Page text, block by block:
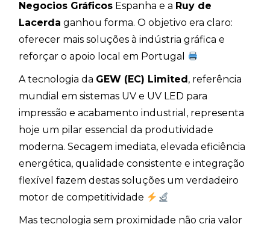
Negocios Gráficos Espanha e a Ruy de
Lacerda ganhou forma. O objetivo era claro:
oferecer mais soluções à indústria gráfica e
reforçar o apoio local em Portugal
A tecnologia da GEW (EC) Limited, referência
mundial em sistemas UV e UV LED para
impressão e acabamento industrial, representa
hoje um pilar essencial da produtividade
moderna. Secagem imediata, elevada eficiência
energética, qualidade consistente e integração
flexível fazem destas soluções um verdadeiro
motor de competitividade
Mas tecnologia sem proximidade não cria valor